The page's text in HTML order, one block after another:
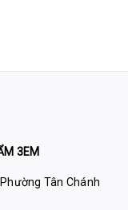
3EM
Tân Chánh